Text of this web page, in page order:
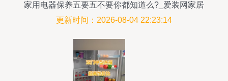
家用电器保养五要五不要你都知道么?_爱装网家居
百科
更新时间：2026-08-04 22:23:14